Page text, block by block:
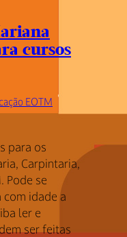
cursos
EOTM
para os
Carpintaria,
Pode se
com idade a
ler e
ser feitas